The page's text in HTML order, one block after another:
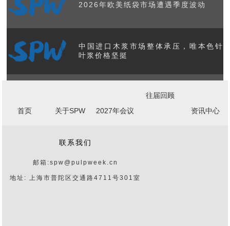
2026年欧美纸袋市场遭遇季度波动
中国进口木浆市场整体承压，唯本色针
叶浆价格坚挺
美国造纸工业产能与产量数据发布 核心
国际纸业完成对包装企业NORPAC的
3.6亿美元收购
首页 关于SPW 2027年会议
往届回顾
资讯中心
联系我们
邮箱:spw@pulpweek.cn
地址: 上海市普陀区交通路4711号301室